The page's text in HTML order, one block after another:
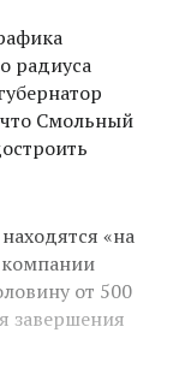
радиуса
Смольный
«на
компании
от 500
завершения